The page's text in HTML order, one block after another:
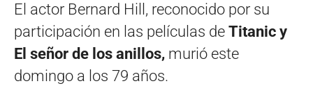
El actor Bernard Hill, reconocido por su
participación en las películas de Titanic y
El señor de los anillos, murió este
domingo a los 79 años.